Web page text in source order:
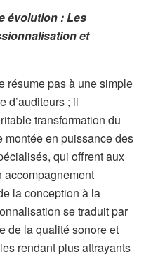
évolution : Les
et
résume pas à une simple
d’auditeurs ; il
transformation du
montée en puissance des
qui offrent aux
accompagnement
la conception à la
se traduit par
de la qualité sonore et
rendant plus attrayants